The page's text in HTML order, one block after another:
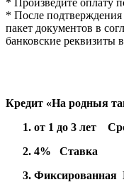
* После
пакет документов в
банковские реквизиты
Кредит «На родныя
от 1 до 3 лет
4% Ставка
Фиксированная